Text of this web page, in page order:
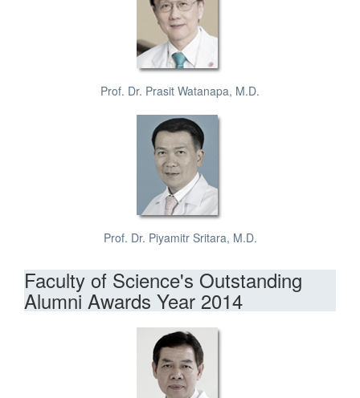
Prof. Dr. Prasit Watanapa, M.D.
Prof. Dr. Piyamitr Sritara, M.D.
Faculty of Science's Outstanding
Alumni Awards Year 2014